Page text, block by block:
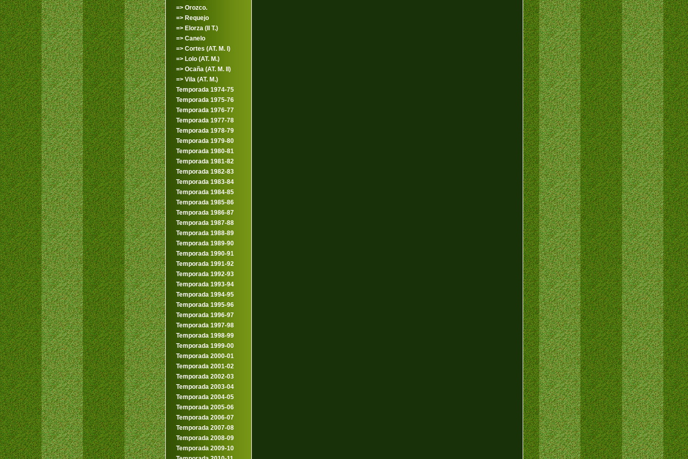
=> Orozco.
=> Requejo
=> Elorza (II T.)
=> Canelo
=> Cortes (AT. M. I)
=> Lolo (AT. M.)
=> Ocaña (AT. M. II)
=> Vila (AT. M.)
Temporada 1974-75
Temporada 1975-76
Temporada 1976-77
Temporada 1977-78
Temporada 1978-79
Temporada 1979-80
Temporada 1980-81
Temporada 1981-82
Temporada 1982-83
Temporada 1983-84
Temporada 1984-85
Temporada 1985-86
Temporada 1986-87
Temporada 1987-88
Temporada 1988-89
Temporada 1989-90
Temporada 1990-91
Temporada 1991-92
Temporada 1992-93
Temporada 1993-94
Temporada 1994-95
Temporada 1995-96
Temporada 1996-97
Temporada 1997-98
Temporada 1998-99
Temporada 1999-00
Temporada 2000-01
Temporada 2001-02
Temporada 2002-03
Temporada 2003-04
Temporada 2004-05
Temporada 2005-06
Temporada 2006-07
Temporada 2007-08
Temporada 2008-09
Temporada 2009-10